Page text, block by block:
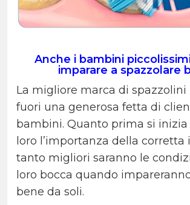
Anche i bambini
imparare a spazzolare
La migliore marca di spazzolini
fuori una generosa fetta di
bambini. Quanto prima si inizia
loro l’importanza della corretta
tanto migliori saranno le
loro bocca quando
bene da soli.